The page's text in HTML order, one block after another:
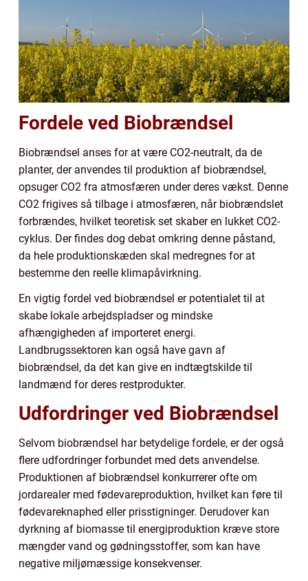
Fordele ved Biobrændsel
Biobrændsel anses for at være CO2-neutralt, da de
planter, der anvendes til produktion af biobrændsel,
opsuger CO2 fra atmosfæren under deres vækst. Denne
CO2 frigives så tilbage i atmosfæren, når biobrændslet
forbrændes, hvilket teoretisk set skaber en lukket CO2-
cyklus. Der findes dog debat omkring denne påstand,
da hele produktionskæden skal medregnes for at
bestemme den reelle klimapåvirkning.
En vigtig fordel ved biobrændsel er potentialet til at
skabe lokale arbejdspladser og mindske
afhængigheden af importeret energi.
Landbrugssektoren kan også have gavn af
biobrændsel, da det kan give en indtægtskilde til
landmænd for deres restprodukter.
Udfordringer ved Biobrændsel
Selvom biobrændsel har betydelige fordele, er der også
flere udfordringer forbundet med dets anvendelse.
Produktionen af biobrændsel konkurrerer ofte om
jordarealer med fødevareproduktion, hvilket kan føre til
fødevareknaphed eller prisstigninger. Derudover kan
dyrkning af biomasse til energiproduktion kræve store
mængder vand og gødningsstoffer, som kan have
negative miljømæssige konsekvenser.